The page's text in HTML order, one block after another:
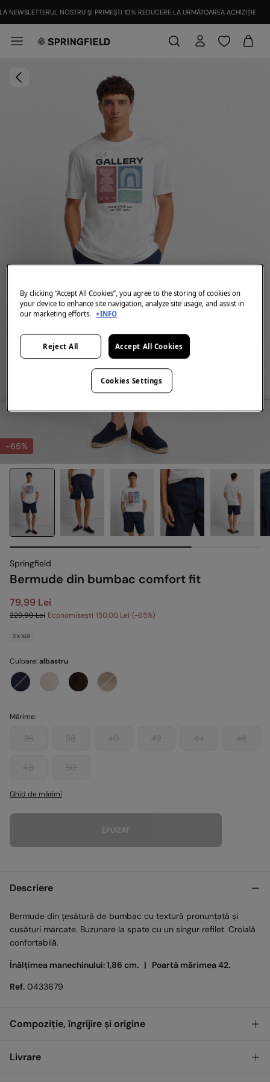
NEWSLETTERUL NOSTRU ȘI PRIMEȘTI 10% REDUCERE LA URMĂTOAREA ACHIZIȚIE
-65%
Springfield
Bermude din bumbac comfort fit
79,99 Lei
229,99 Lei Economisești 150,00 Lei 65
2 X 169
Culoare:albastru
Mărime:
36 38 40 42 44 46
48 50
Ghid de mărimi
EPUIZAT
Descriere
Bermude din țesătură de bumbac cu textură pronunțată și
cusături marcate. Buzunare la spate cu un singur refilet. Croială
confortabilă.
Înălțimea manechinului: 1,86 cm. | Poartă mărimea 42.
Ref. 0433679
Compoziție, îngrijire și origine
Compoziţie
Livrare
By clicking “Accept All Cookies”, you agree to the storing of cookies on
your device to enhance site navigation, analyze site usage, and assist in
our marketing efforts. +INFO
Reject All Accept All Cookies
Cookies Settings